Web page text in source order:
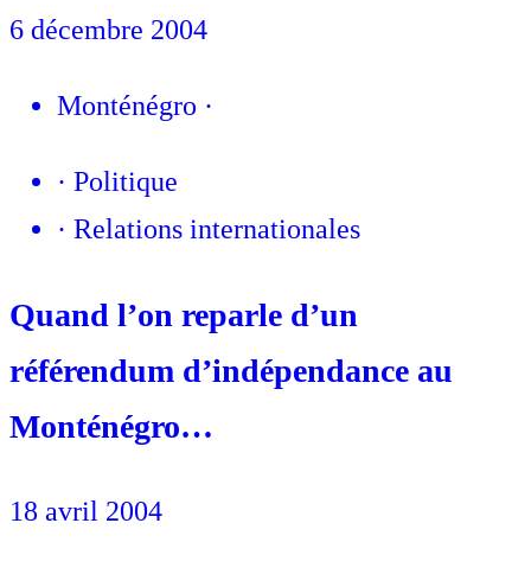
6 décembre 2004
Monténégro ·
· Politique
· Relations internationales
Quand l’on reparle d’un
référendum d’indépendance au
Monténégro…
18 avril 2004